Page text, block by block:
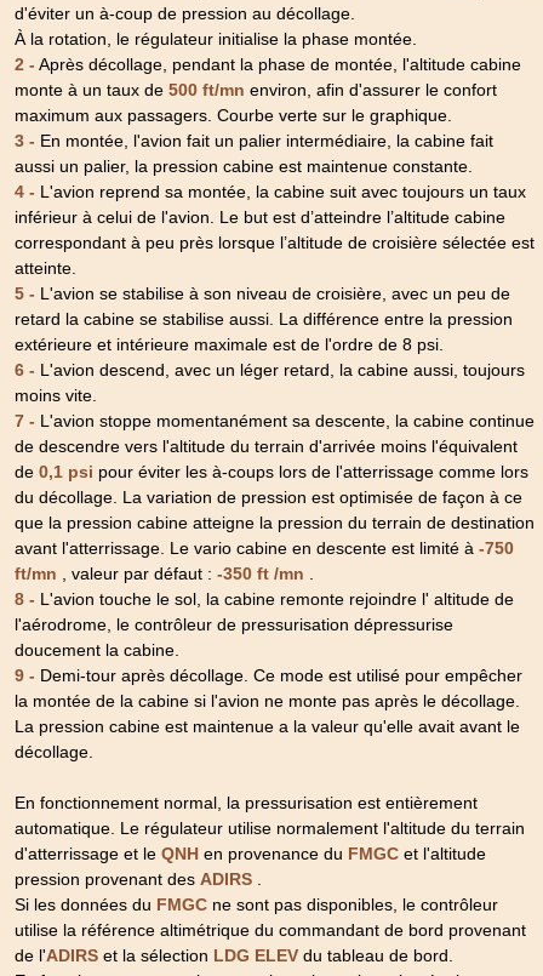
d'éviter un à-coup de pression au décollage.
À la rotation, le régulateur initialise la phase montée.
2 - Après décollage, pendant la phase de montée, l'altitude cabine
monte à un taux de500 ft/mn environ, afin d'assurer le confort
maximum aux passagers. Courbe verte sur le graphique.
3 - En montée, l'avion fait un palier intermédiaire, la cabine fait
aussi un palier, la pression cabine est maintenue constante.
4 - L'avion reprend sa montée, la cabine suit avec toujours un taux
inférieur à celui de l'avion. Le but est d’atteindre l’altitude cabine
correspondant à peu près lorsque l’altitude de croisière sélectée est
atteinte.
5 - L'avion se stabilise à son niveau de croisière, avec un peu de
retard la cabine se stabilise aussi. La différence entre la pression
extérieure et intérieure maximale est de l'ordre de 8 psi.
6 - L'avion descend, avec un léger retard, la cabine aussi, toujours
moins vite.
7 - L'avion stoppe momentanément sa descente, la cabine continue
de descendre vers l'altitude du terrain d'arrivée moins l'équivalent
de0,1 psi pour éviter les à-coups lors de l'atterrissage comme lors
du décollage. La variation de pression est optimisée de façon à ce
que la pression cabine atteigne la pression du terrain de destination
avant l'atterrissage. Le vario cabine en descente est limité à-750
ft/mn
, valeur par défaut :-350 ft /mn
8 - L'avion touche le sol, la cabine remonte rejoindre l' altitude de
l'aérodrome, le contrôleur de pressurisation dépressurise
doucement la cabine.
9 - Demi-tour après décollage. Ce mode est utilisé pour empêcher
la montée de la cabine si l'avion ne monte pas après le décollage.
La pression cabine est maintenue a la valeur qu'elle avait avant le
décollage.
En fonctionnement normal, la pressurisation est entièrement
automatique. Le régulateur utilise normalement l'altitude du terrain
d'atterrissage et leQNH en provenance du FMGC et l'altitude
pression provenant des ADIRS
Si les données du FMGC ne sont pas disponibles, le contrôleur
utilise la référence altimétrique du commandant de bord provenant
de l'ADIRS et la sélection LDG ELEV du tableau de bord.